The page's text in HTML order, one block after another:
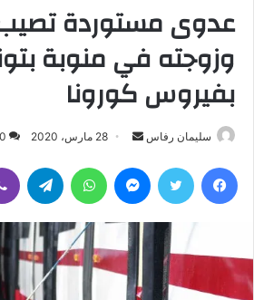
عدوى مستوردة تصيب
وزوجته في منوبة
بفيروس كورونا
سليمان رفاس
س
ل
ب
ر
د
28 مارس، 2020 0